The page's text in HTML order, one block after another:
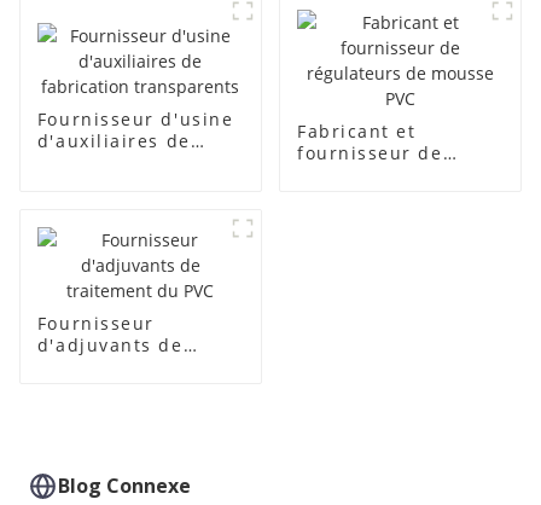
Fournisseur d'usine
d'auxiliaires de
Fabricant et
fournisseur de
Fournisseur
d'adjuvants de
Blog Connexe